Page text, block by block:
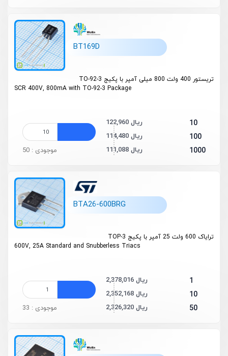
BT169D
تریستور 400 ولت 800 میلی آمپر با پکیج TO-92-3
SCR 400V, 800mA with TO-92-3 Package
10 122,960 ریال
100 114,480 ریال
1000 111,088 ریال موجودی : 50
BTA26-600BRG
ترایاک 600 ولت 25 آمپر با پکیج TOP-3
600V, 25A Standard and Snubberless Triacs
1 2,378,016 ریال
10 2,352,168 ریال
50 2,326,320 ریال موجودی : 33